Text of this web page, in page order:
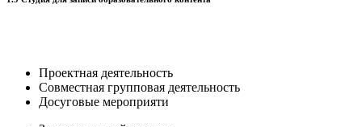
Проектная деятельность
Совместная групповая деятельность
Досуговые мероприяти